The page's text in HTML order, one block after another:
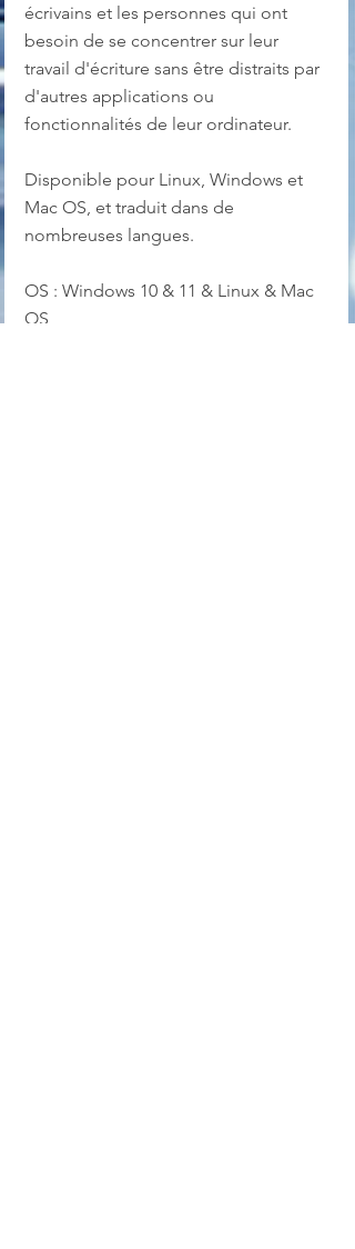
écrivains et les personnes qui ont
besoin de se concentrer sur leur
travail d'écriture sans être distraits par
d'autres applications ou
fonctionnalités de leur ordinateur.
Disponible pour Linux, Windows et
Mac OS, et traduit dans de
nombreuses langues.
OS : Windows 10 & 11 & Linux & Mac
OS